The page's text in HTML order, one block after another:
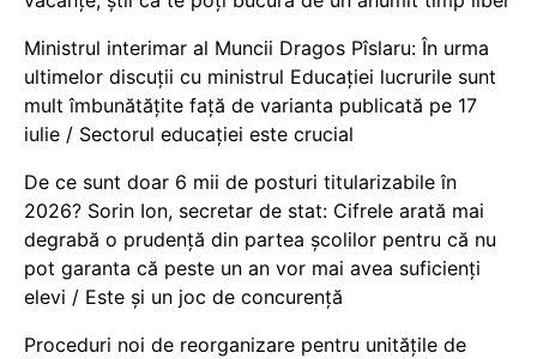
Ministrul interimar al Muncii Dragos Pîslaru: În urma
ultimelor discuții cu ministrul Educației lucrurile sunt
mult îmbunătățite față de varianta publicată pe 17
iulie / Sectorul educației este crucial
De ce sunt doar 6 mii de posturi titularizabile în
2026? Sorin Ion, secretar de stat: Cifrele arată mai
degrabă o prudență din partea școlilor pentru că nu
pot garanta că peste un an vor mai avea suficienți
elevi / Este și un joc de concurență
Proceduri noi de reorganizare pentru unitățile de